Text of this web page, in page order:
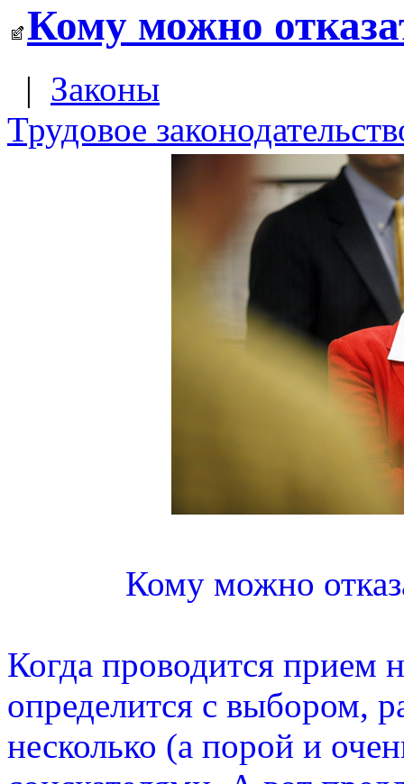
Кому можно
| Законы
Трудовое
Кому можно
Когда проводится прием
определится с выбором,
несколько (а порой и